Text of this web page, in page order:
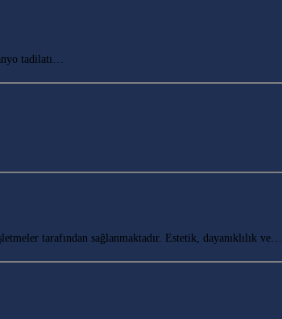
tadilatı…
tarafından sağlanmaktadır. Estetik, dayanıklılık ve…